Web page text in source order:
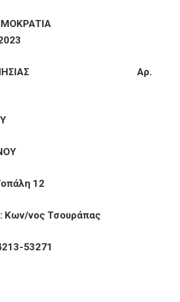
ΔΗΜΟΚΡΑΤΙΑ
ΜΑΓΝΗΣΙΑΣ Αρ.
12
Κων/νος Τσουράπας
53271